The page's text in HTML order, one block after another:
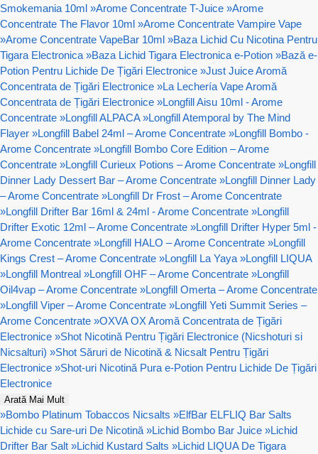
Smokemania 10ml »Arome Concentrate T-Juice »Arome
Concentrate The Flavor 10ml »Arome Concentrate Vampire Vape
»Arome Concentrate VapeBar 10ml »Baza Lichid Cu Nicotina Pentru
Tigara Electronica »Baza Lichid Tigara Electronica e-Potion »Bază e-
Potion Pentru Lichide De Țigări Electronice »Just Juice Aromă
Concentrata de Țigări Electronice »La Lechería Vape Aromă
Concentrata de Țigări Electronice »Longfill Aisu 10ml - Arome
Concentrate »Longfill ALPACA »Longfill Atemporal by The Mind
Flayer »Longfill Babel 24ml – Arome Concentrate »Longfill Bombo -
Arome Concentrate »Longfill Bombo Core Edition – Arome
Concentrate »Longfill Curieux Potions – Arome Concentrate »Longfill
Dinner Lady Dessert Bar – Arome Concentrate »Longfill Dinner Lady
– Arome Concentrate »Longfill Dr Frost – Arome Concentrate
»Longfill Drifter Bar 16ml & 24ml - Arome Concentrate »Longfill
Drifter Exotic 12ml – Arome Concentrate »Longfill Drifter Hyper 5ml -
Arome Concentrate »Longfill HALO – Arome Concentrate »Longfill
Kings Crest – Arome Concentrate »Longfill La Yaya »Longfill LIQUA
»Longfill Montreal »Longfill OHF – Arome Concentrate »Longfill
Oil4vap – Arome Concentrate »Longfill Omerta – Arome Concentrate
»Longfill Viper – Arome Concentrate »Longfill Yeti Summit Series –
Arome Concentrate »OXVA OX Aromă Concentrata de Țigări
Electronice »Shot Nicotină Pentru Țigări Electronice (Nicshoturi si
Nicsalturi) »Shot Săruri de Nicotină & Nicsalt Pentru Țigări
Electronice »Shot-uri Nicotină Pura e-Potion Pentru Lichide De Țigări
Electronice
Arată Mai Mult
»Bombo Platinum Tobaccos Nicsalts »ElfBar ELFLIQ Bar Salts
Lichide cu Sare-uri De Nicotină »Lichid Bombo Bar Juice »Lichid
Drifter Bar Salt »Lichid Kustard Salts »Lichid LIQUA De Tigara